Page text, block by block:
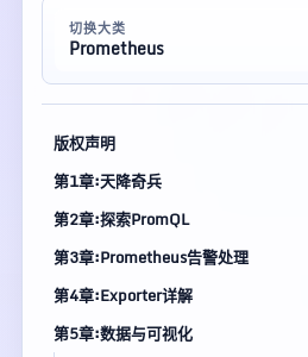
切换大类
Prometheus
版权声明
第1章:天降奇兵
第2章:探索PromQL
第3章:Prometheus告警处理
第4章:Exporter详解
第5章:数据与可视化